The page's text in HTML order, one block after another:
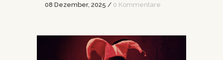
08 Dezember, 2025 / 0 Kommentare